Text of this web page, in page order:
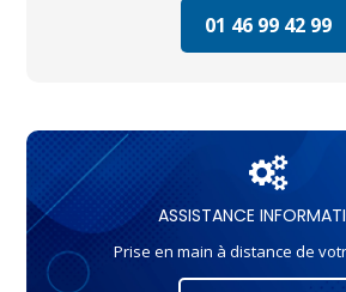
01 46 99 42 99
ASSISTANCE
Prise en main à distance de